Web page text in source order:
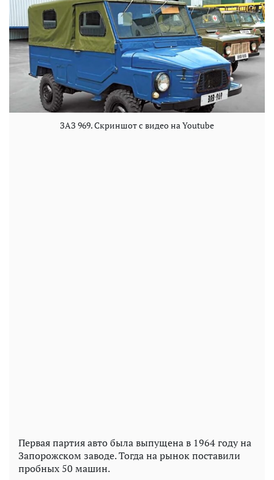
ЗАЗ 969. Скриншот с видео на Youtube
Первая партия авто была выпущена в 1964 году на
Запорожском заводе. Тогда на рынок поставили
пробных 50 машин.